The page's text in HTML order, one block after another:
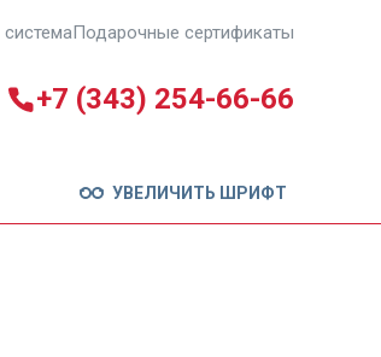
Подарочные сертификаты
+7 (343) 254-66-66
УВЕЛИЧИТЬ ШРИФТ